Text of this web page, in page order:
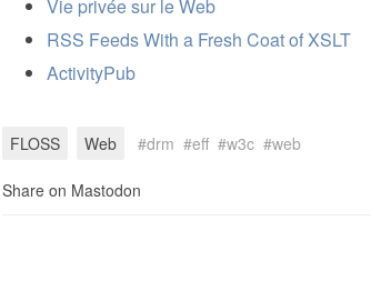
Vie privée sur le Web
RSS Feeds With a Fresh Coat of XSLT
ActivityPub
FLOSS Web drm eff w3c web
Share on Mastodon